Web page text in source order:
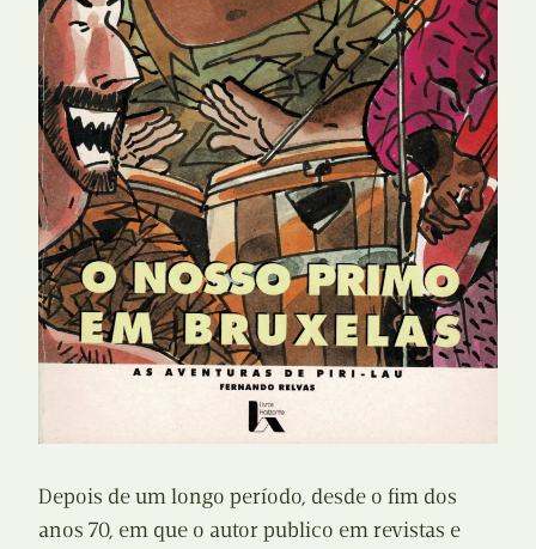
Depois de um longo período, desde o fim dos
anos 70, em que o autor publico em revistas e